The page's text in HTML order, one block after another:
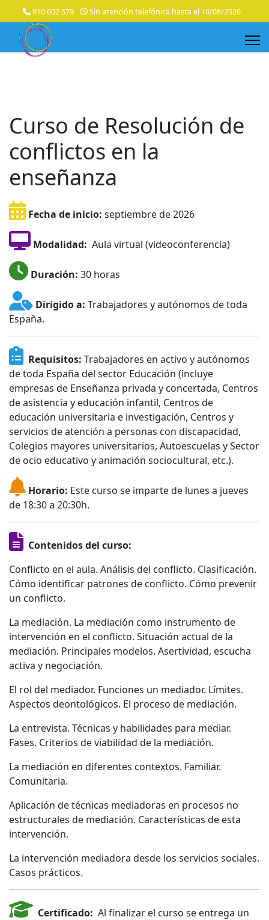
910 602 579 Sin atención telefónica hasta el 10/08/2026
Curso de Resolución de
conflictos en la
enseñanza
Fecha de inicio: septiembre de 2026
Modalidad: Aula virtual (videoconferencia)
Duración: 30 horas
Dirigido a: Trabajadores y autónomos de toda
España.
Requisitos: Trabajadores en activo y autónomos
de toda España del sector Educación (incluye
empresas de Enseñanza privada y concertada, Centros
de asistencia y educación infantil, Centros de
educación universitaria e investigación, Centros y
servicios de atención a personas con discapacidad,
Colegios mayores universitarios, Autoescuelas y Sector
de ocio educativo y animación sociocultural, etc.).
Horario: Este curso se imparte de lunes a jueves
de 18:30 a 20:30h.
Contenidos del curso:
Conflicto en el aula. Análisis del conflicto. Clasificación.
Cómo identificar patrones de conflicto. Cómo prevenir
un conflicto.
La mediación. La mediación como instrumento de
intervención en el conflicto. Situación actual de la
mediación. Principales modelos. Asertividad, escucha
activa y negociación.
El rol del mediador. Funciones un mediador. Límites.
Aspectos deontológicos. El proceso de mediación.
La entrevista. Técnicas y habilidades para mediar.
Fases. Criterios de viabilidad de la mediación.
La mediación en diferentes contextos. Familiar.
Comunitaria.
Aplicación de técnicas mediadoras en procesos no
estructurales de mediación. Características de esta
intervención.
La intervención mediadora desde los servicios sociales.
Casos prácticos.
Certificado: Al finalizar el curso se entrega un